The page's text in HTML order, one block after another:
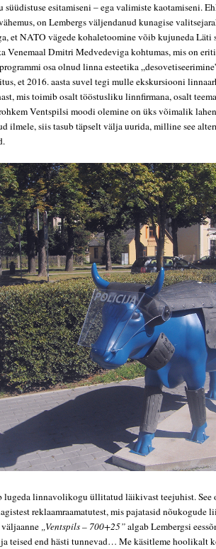
esitamiseni – ega valimiste kaotamiseni.
on Lembergs väljendanud kunagise
et NATO vägede kohaletoomine võib kujuneda
Venemaal Dmitri Medvedeviga kohtumas, mis on
osa olnud linna esteetika
et 2016. aasta suvel tegi mulle ekskursiooni
mis toimib osalt tööstusliku linnfirmana, osalt
Ventspilsi moodi olemine on üks võimalik
ilmele, siis tasub täpselt välja uurida, milline see
lugeda linnavolikogu üllitatud läikivast teejuhist. See
reklaamraamatutest, mis pajatasid
väljaanne „Ventspils – 700+25”algab Lembergsi
teised end hästi tunnevad… Me käsitleme hoolikalt